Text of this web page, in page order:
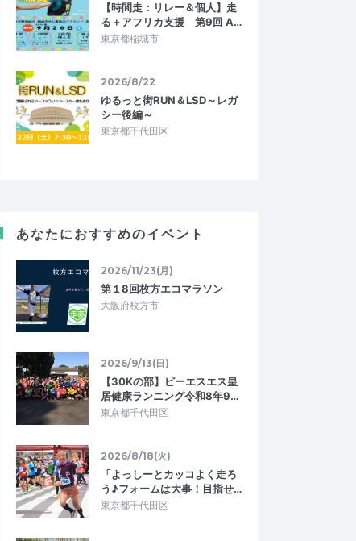
5.00
ボンイベントで
本当に皆さんのレ
すが、一体感が本
んと一緒に美味…
室生寺絶景トレイ
2026/8/2
2026/07/30
暑い夏のトレーニングに最適！
今回初めて、裏湖南アルプストレイルラン
川ドボン！裏湖南アルプストレイルラン
｜チャレンジコース
【時間走：リレー＆個人】走
る＋アフリカ支援 第9回 A…
東京都稲城市
2026/8/22
ゆるっと街RUN＆LSD～レガ
シー後編～
東京都千代田区
あなたにおすすめのイベント
2026/11/23(月)
第１8回枚方エコマラソン
大阪府枚方市
2026/9/13(日)
【30Kの部】ピーエスエス皇
居健康ランニング令和8年9…
東京都千代田区
2026/8/18(火)
「よっしーとカッコよく走ろ
う♪フォームは大事！目指せ…
東京都千代田区